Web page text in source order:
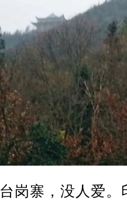
台岗寨，没人爱